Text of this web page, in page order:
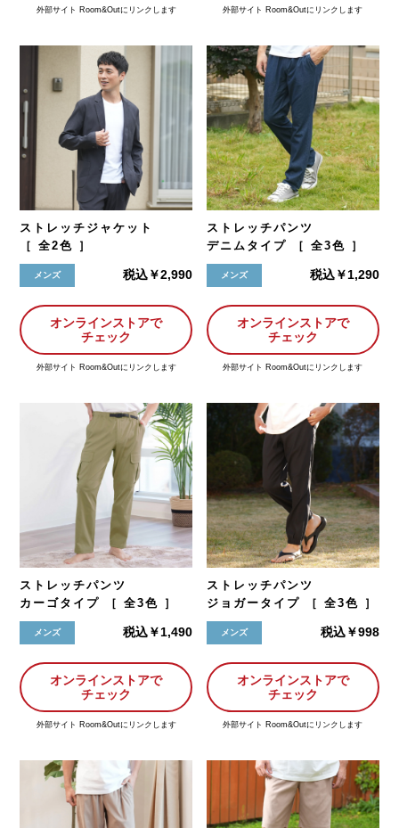
外部サイト Room&Outにリンクします 外部サイト Room&Outにリンクします
ストレッチジャケット
［ 全2色 ］
メンズ 税込￥2,990
オンラインストアで
チェック
外部サイト Room&Outにリンクします
ストレッチパンツ
デニムタイプ ［ 全3色 ］
メンズ 税込￥1,290
オンラインストアで
チェック
外部サイト Room&Outにリンクします
ストレッチパンツ
カーゴタイプ ［ 全3色 ］
メンズ 税込￥1,490
オンラインストアで
チェック
外部サイト Room&Outにリンクします
ストレッチパンツ
ジョガータイプ ［ 全3色 ］
メンズ 税込￥998
オンラインストアで
チェック
外部サイト Room&Outにリンクします